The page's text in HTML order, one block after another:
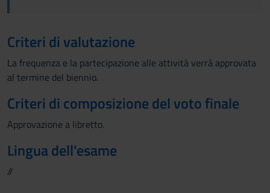
Criteri di valutazione
La frequenza e la partecipazione alle attività verrà approvata
al termine del biennio.
Criteri di composizione del voto finale
Approvazione a libretto.
Lingua dell'esame
//